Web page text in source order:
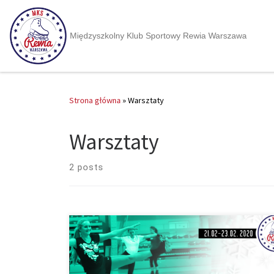
Międzyszkolny Klub Sportowy Rewia Warszawa
Strona główna »Warsztaty
Warsztaty
2 posts